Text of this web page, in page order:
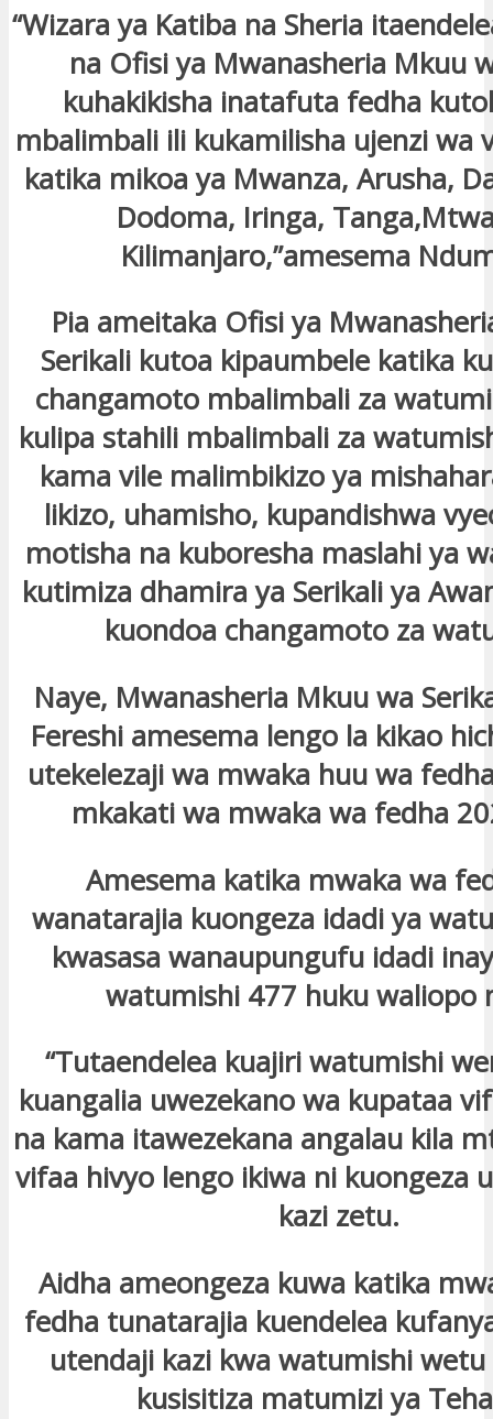
“Wizara ya Katiba na Sheria
na Ofisi ya Mwanasheria Mkuu
kuhakikisha inatafuta fedha
mbalimbali ili kukamilisha ujenzi wa
katika mikoa ya Mwanza, Arusha,
Dodoma, Iringa,
Kilimanjaro,”amesema
Pia ameitaka Ofisi ya
Serikali kutoa kipaumbele katika
changamoto mbalimbali za
kulipa stahili mbalimbali za
kama vile malimbikizo ya
likizo, uhamisho, kupandishwa
motisha na kuboresha maslahi ya
kutimiza dhamira ya Serikali ya
kuondoa changamoto za
Naye, Mwanasheria Mkuu wa
Fereshi amesema lengo la kikao
utekelezaji wa mwaka huu wa
mkakati wa mwaka wa fedha
Amesema katika mwaka wa
wanatarajia kuongeza idadi ya
kwasasa wanaupungufu idadi
watumishi 477 huku waliopo
“Tutaendelea kuajiri watumishi
kuangalia uwezekano wa kupataa
na kama itawezekana angalau kila
vifaa hivyo lengo ikiwa ni kuongeza
kazi zetu.
Aidha ameongeza kuwa katika
fedha tunatarajia kuendelea
utendaji kazi kwa watumishi
kusisitiza matumizi ya